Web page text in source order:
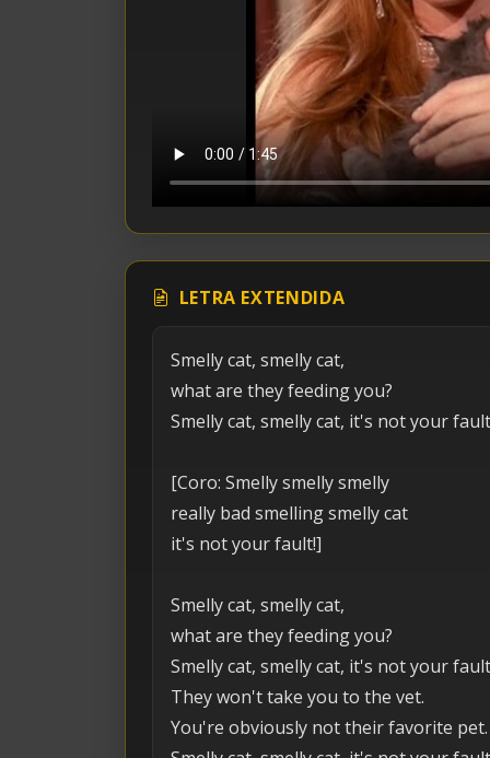
LETRA EXTENDIDA
Smelly cat, smelly cat,
what are they feeding you?
Smelly cat, smelly cat, it's not your
[Coro: Smelly smelly smelly
really bad smelling smelly cat
it's not your fault!]
Smelly cat, smelly cat,
what are they feeding you?
Smelly cat, smelly cat, it's not your
They won't take you to the vet.
You're obviously not their favorite pet.